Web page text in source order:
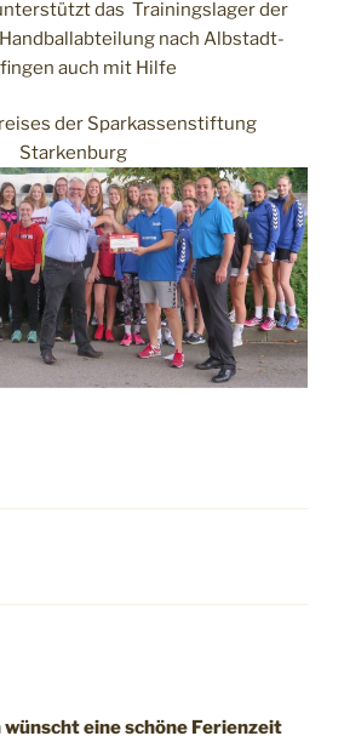
das Trainingslager der
nach Albstadt-
auch mit Hilfe
der Sparkassenstiftung
Starkenburg
eine schöne Ferienzeit